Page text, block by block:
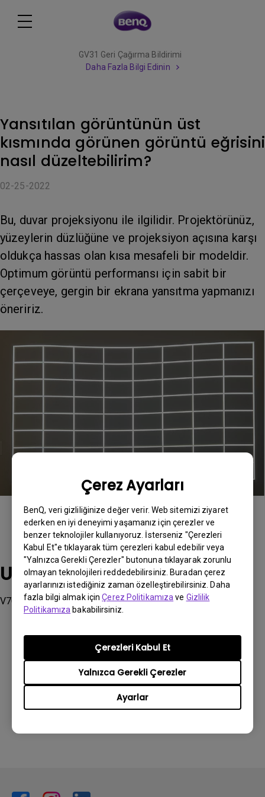
Çerez Ayarları
BenQ, veri gizliliğinize değer verir. Web sitemizi ziyaret
ederken en iyi deneyimi yaşamanız için çerezler ve
benzer teknolojiler kullanıyoruz. İsterseniz "Çerezleri
Kabul Et"e tıklayarak tüm çerezleri kabul edebilir veya
"Yalnızca Gerekli Çerezler" butonuna tıklayarak zorunlu
olmayan teknolojileri reddedebilirsiniz. Buradan çerez
ayarlarınızı istediğiniz zaman özelleştirebilirsiniz. Daha
fazla bilgi almak içinÇerez Politikamıza ve Gizlilik
Politikamıza bakabilirsiniz.
Ayarlar
Yalnızca Gerekli Çerezler
Çerezleri Kabul Et
GV31 Geri Çağırma Bildirimi
Daha Fazla Bilgi Edinin
Yansıtılan görüntünün üst
kısmında görünen görüntü eğrisini
nasıl düzeltebilirim?
02-25-2022
Bu, duvar projeksiyonu ile ilgilidir. Projektörünüz,
yüzeylerin düzlüğüne ve projeksiyon açısına karşı
oldukça hassas olan kısa mesafeli bir modeldir.
Optimum görüntü performansı için sabit bir
çerçeveye, gergin bir ekrana yansıtma yapmanızı
öneririz.
Uygulanabilir modeller
V7050i
Bu bilgi yardımcı oldu mu?
Evet Hayır